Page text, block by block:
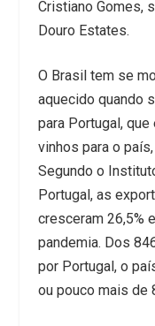
Cristiano Gomes,
Douro Estates.
O Brasil tem se
aquecido quando
para Portugal,
vinhos para o
Segundo o
Portugal, as
cresceram 26,5%
pandemia. Dos
por Portugal, o
ou pouco mais de